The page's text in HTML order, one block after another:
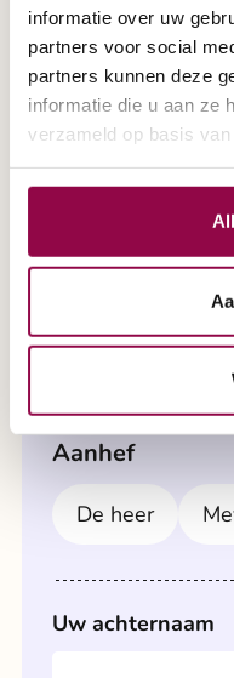
informatie over uw
partners voor social
partners kunnen deze
informatie die u aan ze
verzameld op basis
Selecteer hier
informatie.
Meerdere
5-wielen folder
Aanhef
De heer
Uw achternaam